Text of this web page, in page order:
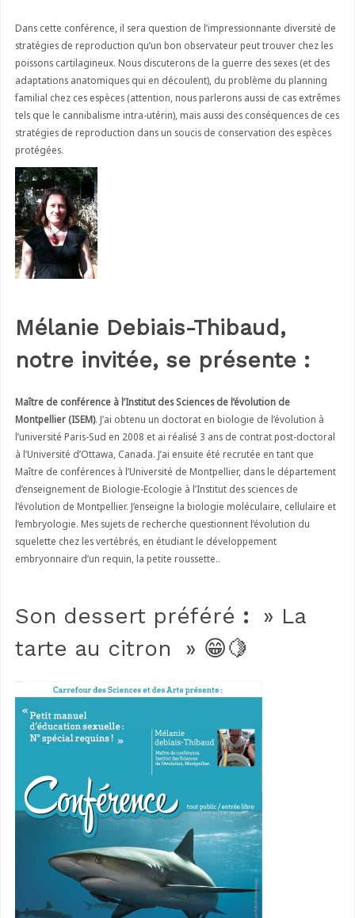
Dans cette conférence, il sera question de l’impressionnante diversité de
stratégies de reproduction qu’un bon observateur peut trouver chez les
poissons cartilagineux. Nous discuterons de la guerre des sexes (et des
adaptations anatomiques qui en découlent), du problème du planning
familial chez ces espèces (attention, nous parlerons aussi de cas extrêmes
tels que le cannibalisme intra-utérin), mais aussi des conséquences de ces
stratégies de reproduction dans un soucis de conservation des espèces
protégées.
Mélanie Debiais-Thibaud,
notre invitée, se présente :
Maître de conférence à l’Institut des Sciences de l’évolution de
Montpellier (ISEM). J’ai obtenu un doctorat en biologie de l’évolution à
l’université Paris-Sud en 2008 et ai réalisé 3 ans de contrat post-doctoral
à l’Université d’Ottawa, Canada. J’ai ensuite été recrutée en tant que
Maître de conférences à l’Université de Montpellier, dans le département
d’enseignement de Biologie-Ecologie à l’Institut des sciences de
l’évolution de Montpellier. J’enseigne la biologie moléculaire, cellulaire et
l’embryologie. Mes sujets de recherche questionnent l’évolution du
squelette chez les vertébrés, en étudiant le développement
embryonnaire d’un requin, la petite roussette..
Son dessert préféré : » La
tarte au citron » 😁🍋